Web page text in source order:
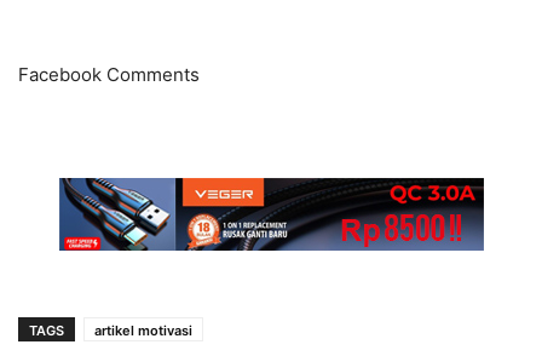
Facebook Comments
TAGS artikel motivasi